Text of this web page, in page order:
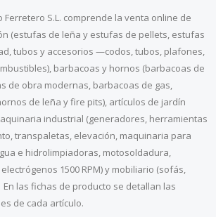
Ferretero S.L. comprende la venta online de
(estufas de leña y estufas de pellets, estufas
tubos y accesorios —codos, tubos, plafones,
barbacoas y hornos (barbacoas de
de obra modernas, barbacoas de gas,
de leña y fire pits), artículos de jardín
industrial (generadores, herramientas
transpaletas, elevación, maquinaria para
e hidrolimpiadoras, motosoldadura,
1500 RPM) y mobiliario (sofás,
las fichas de producto se detallan las
de cada artículo.